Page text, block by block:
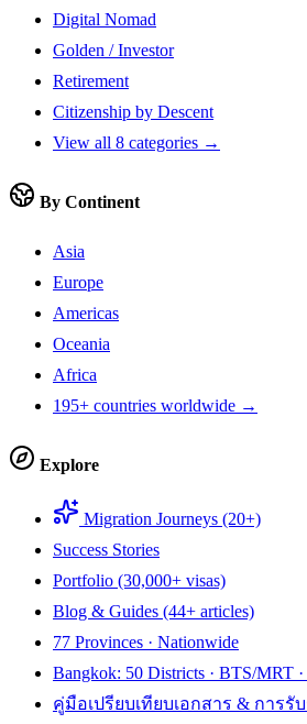
Digital Nomad
Golden / Investor
Retirement
Citizenship by Descent
View all 8 categories →
By Continent
Asia
Europe
Americas
Oceania
Africa
195+ countries worldwide →
Explore
Migration Journeys (20+)
Success Stories
Portfolio (30,000+ visas)
Blog & Guides (44+ articles)
77 Provinces · Nationwide
Bangkok: 50 Districts · BTS/MRT
คู่มือเปรียบเทียบเอกสาร & การรั